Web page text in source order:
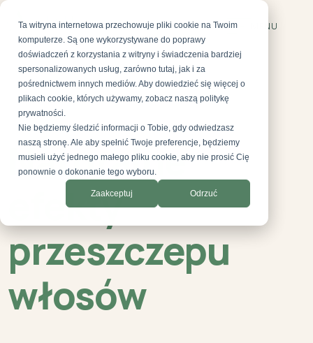
Ta witryna internetowa przechowuje pliki cookie na Twoim
komputerze. Są one wykorzystywane do poprawy
doświadczeń z korzystania z witryny i świadczenia bardziej
spersonalizowanych usług, zarówno tutaj, jak i za
pośrednictwem innych mediów. Aby dowiedzieć się więcej o
plikach cookie, których używamy, zobacz naszą politykę
prywatności.
Nie będziemy śledzić informacji o Tobie, gdy odwiedzasz
naszą stronę. Ale aby spełnić Twoje preferencje, będziemy
musieli użyć jednego małego pliku cookie, aby nie prosić Cię
ponownie o dokonanie tego wyboru.
Zaakceptuj Odrzuć
MENU
AESTEPOOL CLINIC
Naturalne
efekty
przeszczepu
włosów